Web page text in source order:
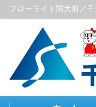
フローライト関大前／